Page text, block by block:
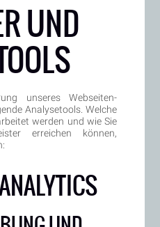
UND
unseres Webseiten-
Analysetools. Welche
werden und wie Sie
erreichen können,